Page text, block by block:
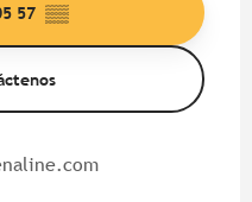
57 ▒▒